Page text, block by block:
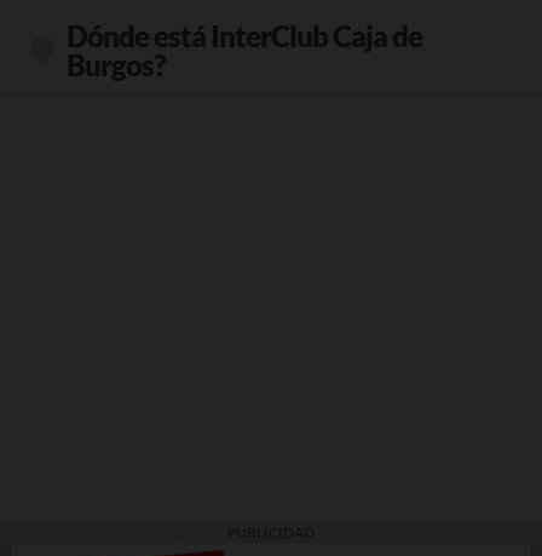
Dónde está InterClub Caja de
Burgos?
PUBLICIDAD